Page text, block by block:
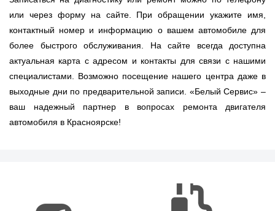
или через форму на сайте. При обращении укажите имя,
контактный номер и информацию о вашем автомобиле для
более быстрого обслуживания. На сайте всегда доступна
актуальная карта с адресом и контакты для связи с нашими
специалистами. Возможно посещение нашего центра даже в
выходные дни по предварительной записи. «Белый Сервис» –
ваш надежный партнер в вопросах ремонта двигателя
автомобиля в Красноярске!